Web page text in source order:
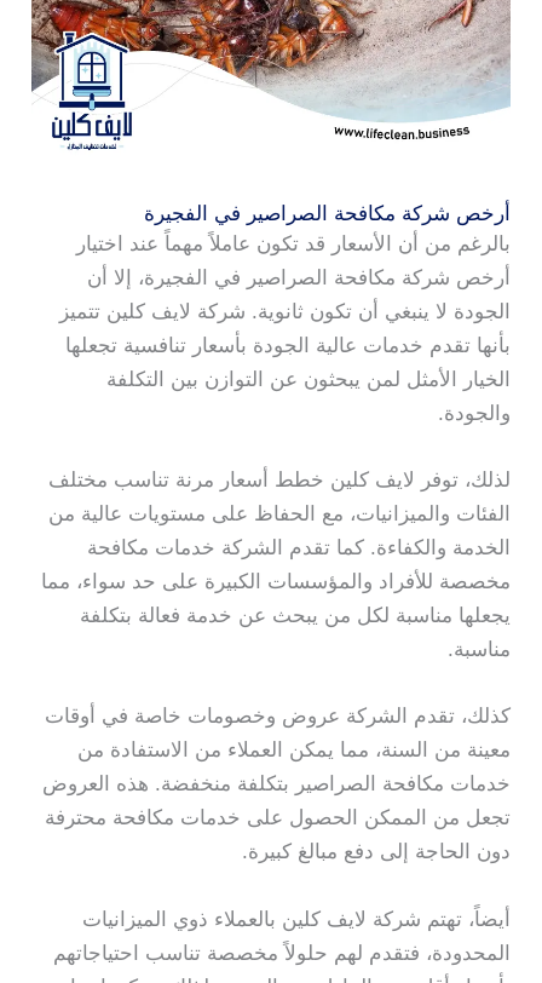
أرخص شركة مكافحة الصراصير في الفجيرة
بالرغم من أن الأسعار قد تكون عاملاً مهماً عند اختيار
أرخص شركة مكافحة الصراصير في الفجيرة، إلا أن
الجودة لا ينبغي أن تكون ثانوية. شركة لايف كلين تتميز
بأنها تقدم خدمات عالية الجودة بأسعار تنافسية تجعلها
الخيار الأمثل لمن يبحثون عن التوازن بين التكلفة
والجودة.
لذلك، توفر لايف كلين خطط أسعار مرنة تناسب مختلف
الفئات والميزانيات، مع الحفاظ على مستويات عالية من
الخدمة والكفاءة. كما تقدم الشركة خدمات مكافحة
مخصصة للأفراد والمؤسسات الكبيرة على حد سواء، مما
يجعلها مناسبة لكل من يبحث عن خدمة فعالة بتكلفة
مناسبة.
كذلك، تقدم الشركة عروض وخصومات خاصة في أوقات
معينة من السنة، مما يمكن العملاء من الاستفادة من
خدمات مكافحة الصراصير بتكلفة منخفضة. هذه العروض
تجعل من الممكن الحصول على خدمات مكافحة محترفة
دون الحاجة إلى دفع مبالغ كبيرة.
أيضاً، تهتم شركة لايف كلين بالعملاء ذوي الميزانيات
المحدودة، فتقدم لهم حلولاً مخصصة تناسب احتياجاتهم